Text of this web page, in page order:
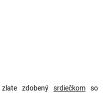
zdobený srdiečkomso